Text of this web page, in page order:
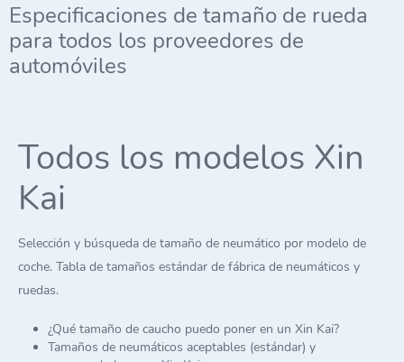
Especificaciones de tamaño de rueda
para todos los proveedores de
automóviles
Todos los modelos Xin
Kai
Selección y búsqueda de tamaño de neumático por modelo de
coche. Tabla de tamaños estándar de fábrica de neumáticos y
ruedas.
¿Qué tamaño de caucho puedo poner en un Xin Kai?
Tamaños de neumáticos aceptables (estándar) y